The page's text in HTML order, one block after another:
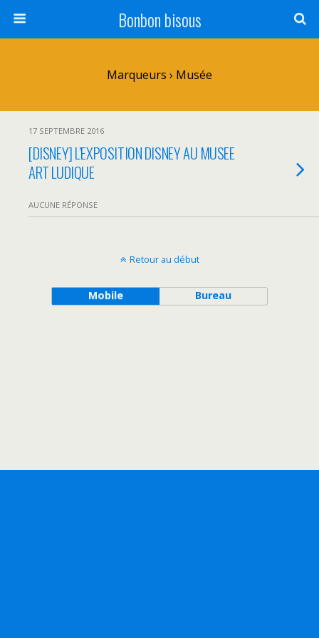
Bonbon bisous
Marqueurs › Musée
17 SEPTEMBRE 2016
[DISNEY] L’EXPOSITION DISNEY AU MUSEE
ART LUDIQUE
AUCUNE RÉPONSE
Retour au début
Mobile Bureau